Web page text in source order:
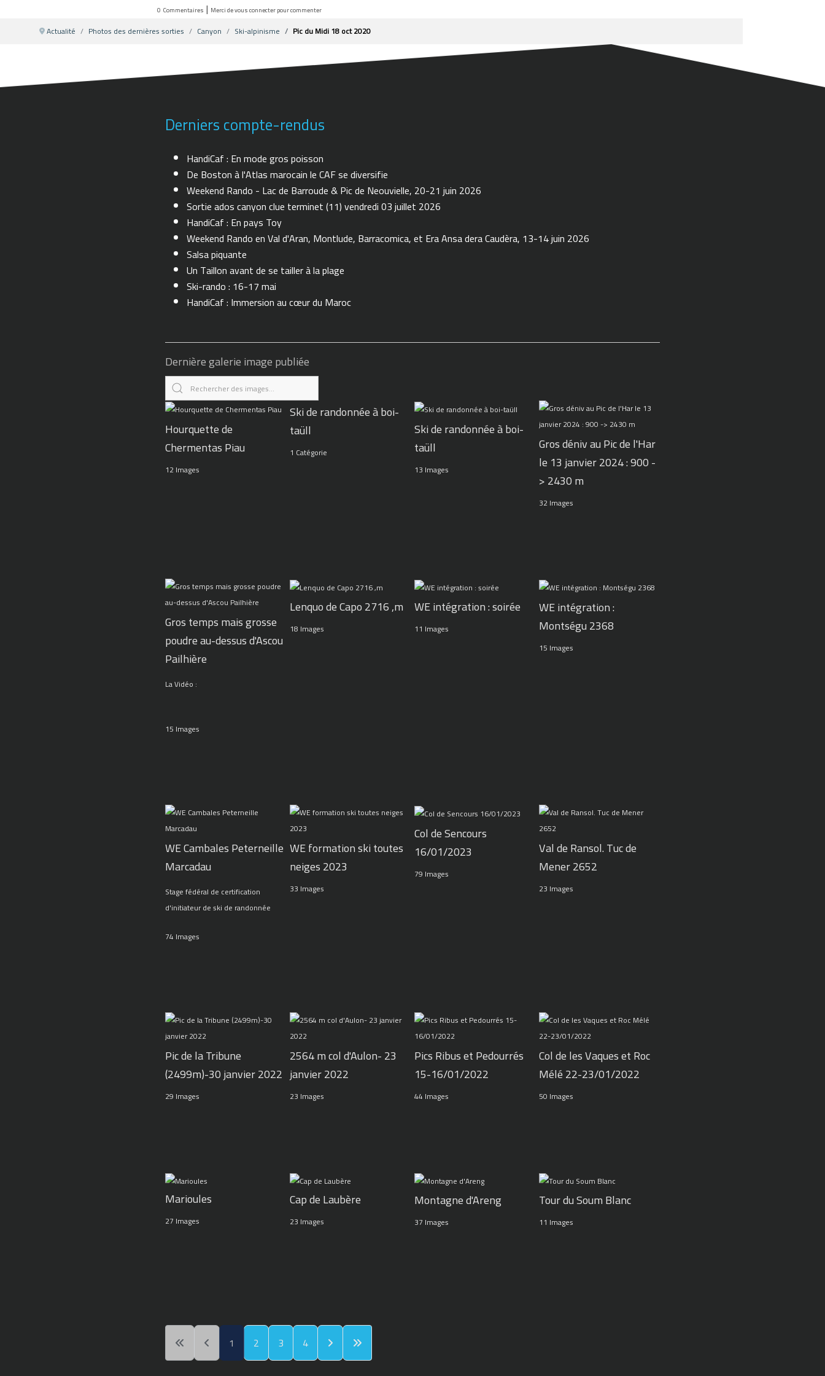
0 Commentaires | Merci de vous connecter pour commenter
Actualité Photos des dernières sorties Canyon Ski-alpinisme Pic du Midi 18 oct 2020
Derniers compte-rendus
HandiCaf : En mode gros poisson
De Boston à l'Atlas marocain le CAF se diversifie
Weekend Rando - Lac de Barroude & Pic de Neouvielle, 20-21 juin 2026
Sortie ados canyon clue terminet (11) vendredi 03 juillet 2026
HandiCaf : En pays Toy
Weekend Rando en Val d'Aran, Montlude, Barracomica, et Era Ansa dera Caudèra, 13-14 juin 2026
Salsa piquante
Un Taillon avant de se tailler à la plage
Ski-rando : 16-17 mai
HandiCaf : Immersion au cœur du Maroc
Dernière galerie image publiée
Hourquette de
Chermentas Piau
12 Images
Ski de randonnée à boi-
taüll
1 Catégorie
Ski de randonnée à boi-
taüll
13 Images
Gros déniv au Pic de l'Har
le 13 janvier 2024 : 900 -
> 2430 m
32 Images
Gros temps mais grosse
poudre au-dessus d'Ascou
Pailhière
La Vidéo :
15 Images
Lenquo de Capo 2716 ,m
18 Images
WE intégration : soirée
11 Images
WE intégration :
Montségu 2368
15 Images
WE Cambales Peterneille
Marcadau
Stage fédéral de certification
d'initiateur de ski de randonnée
74 Images
WE formation ski toutes
neiges 2023
33 Images
Col de Sencours
16/01/2023
79 Images
Val de Ransol. Tuc de
Mener 2652
23 Images
Pic de la Tribune
(2499m)-30 janvier 2022
29 Images
2564 m col d'Aulon- 23
janvier 2022
23 Images
Pics Ribus et Pedourrés
15-16/01/2022
44 Images
Col de les Vaques et Roc
Mélé 22-23/01/2022
50 Images
Marioules
27 Images
Cap de Laubère
23 Images
Montagne d'Areng
37 Images
Tour du Soum Blanc
11 Images
1 2 3 4